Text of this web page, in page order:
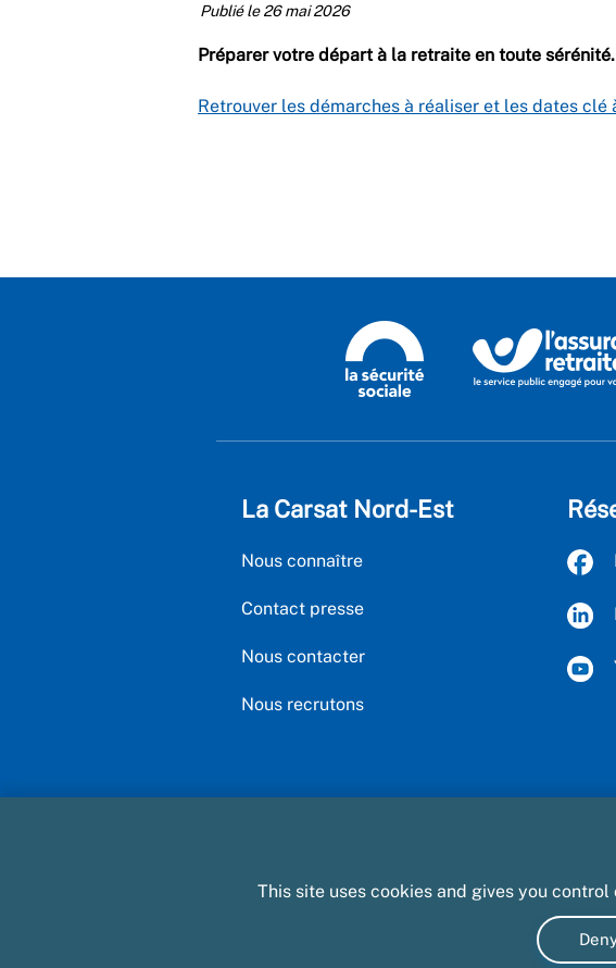
Publié le 26 mai 2026
Préparer votre départ à la retraite en toute sérénité.
Retrouver les démarches à réaliser et les dates clé
La Carsat Nord-Est
Nous connaître
Contact presse
Nous contacter
Nous recrutons
This site uses cookies and gives you